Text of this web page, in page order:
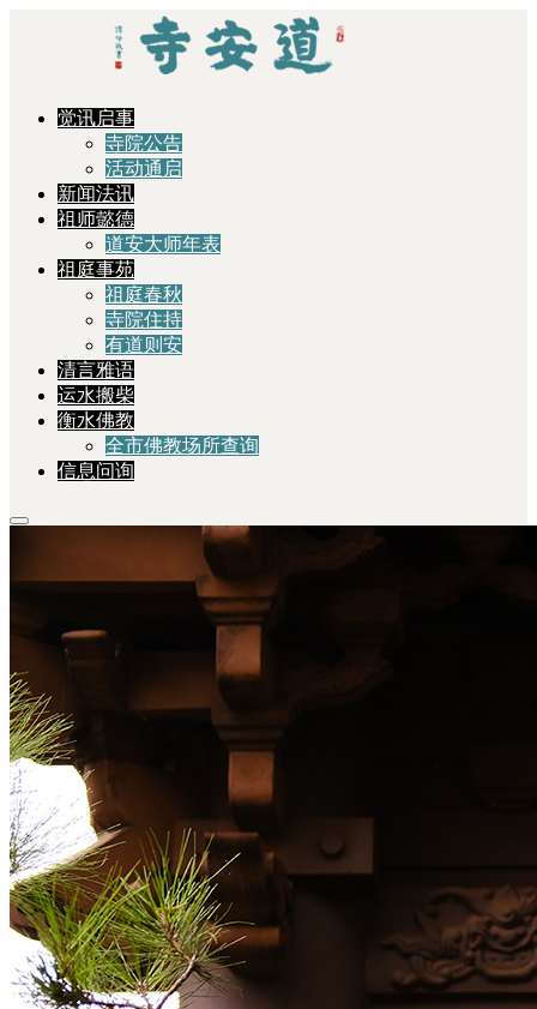
觉讯启事
寺院公告
活动通启
新闻法讯
祖师懿德
道安大师年表
祖庭事苑
祖庭春秋
寺院住持
有道则安
清言雅语
运水搬柴
衡水佛教
全市佛教场所查询
信息问询